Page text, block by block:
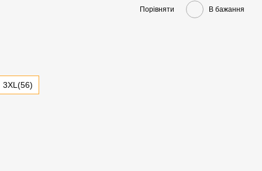
Порівняти В бажання
3XL(56)